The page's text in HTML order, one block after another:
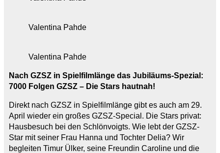
Valentina Pahde
Valentina Pahde
Nach GZSZ in Spielfilmlänge das Jubiläums-Spezial:
7000 Folgen GZSZ – Die Stars hautnah!
Direkt nach GZSZ in Spielfilmlänge gibt es auch am 29.
April wieder ein großes GZSZ-Special. Die Stars privat:
Hausbesuch bei den Schlönvoigts. Wie lebt der GZSZ-
Star mit seiner Frau Hanna und Tochter Delia? Wir
begleiten Timur Ülker, seine Freundin Caroline und die